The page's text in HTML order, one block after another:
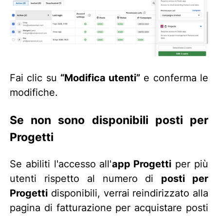
Fai clic su “Modifica utenti” e conferma le
modifiche.
Se non sono disponibili posti per
Progetti
Se abiliti l'accesso all'app Progetti per più
utenti rispetto al numero di posti per
Progetti disponibili, verrai reindirizzato alla
pagina di fatturazione per acquistare posti